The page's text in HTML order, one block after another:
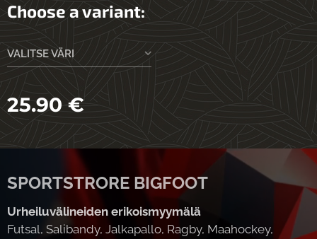
Choose a variant:
VALITSE VÄRI
25.90€
SPORTSTRORE BIGFOOT
Urheiluvälineiden erikoismyymälä
Futsal, Salibandy, Jalkapallo, Ragby, Maahockey,